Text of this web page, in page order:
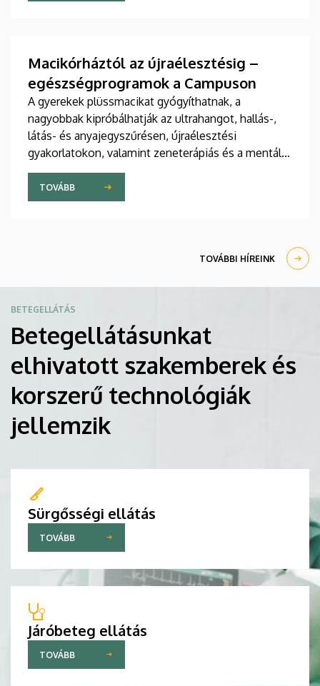
jelent meg tanulmány a világ egyik legrangosabb
szerzője a Debreceni Egyetem egyetemi tanára.
Macikórháztól az újraélesztésig –
egészségprogramok a Campuson
A gyerekek plüssmacikat gyógyíthatnak, a
nagyobbak kipróbálhatják az ultrahangot, hallás-,
látás- és anyajegyszűrésen, újraélesztési
gyakorlatokon, valamint zeneterápiás és a mentális
egészséget támogató prevenciós foglalkozásokon
is részt vehetnek a július 22-én kezdődő Campus
Fesztiválon. A Debreceni Egyetem Klinikai
Egyetem téren felállított faházaknál, illetve a
Központban.
TOVÁBB
TOVÁBBI HÍREINK
BETEGELLÁTÁS
Betegellátásunkat
elhivatott szakemberek és
korszerű technológiák
jellemzik
Sürgősségi ellátás
TOVÁBB
Járóbeteg ellátás
TOVÁBB